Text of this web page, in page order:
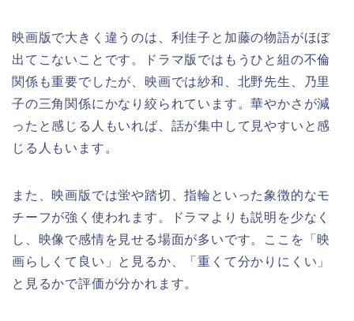
映画版で大きく違うのは、利佳子と加藤の物語がほぼ
出てこないことです。ドラマ版ではもうひと組の不倫
関係も重要でしたが、映画では紗和、北野先生、乃里
子の三角関係にかなり絞られています。華やかさが減
ったと感じる人もいれば、話が集中して見やすいと感
じる人もいます。
また、映画版では蛍や踏切、指輪といった象徴的なモ
チーフが強く使われます。ドラマよりも説明を少なく
し、映像で感情を見せる場面が多いです。ここを「映
画らしくて良い」と見るか、「重くて分かりにくい」
と見るかで評価が分かれます。